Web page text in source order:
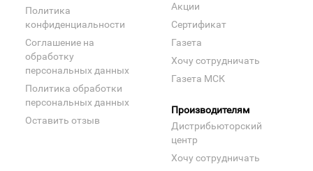
Политика
конфиденциальности
Соглашение на
обработку
персональных данных
Политика обработки
персональных данных
Оставить отзыв
Акции
Сертификат
Газета
Хочу сотрудничать
Газета МСК
Производителям
Дистрибьюторский
центр
Хочу сотрудничать